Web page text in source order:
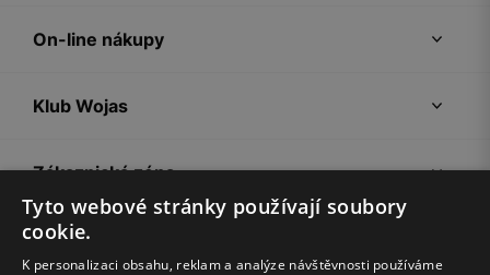
On-line nákupy
Klub Wojas
Zákaznická zóna
Společnost Wojas
Tyto webové stránky používají soubory
cookie.
K personalizaci obsahu, reklam a analýze návštěvnosti používáme